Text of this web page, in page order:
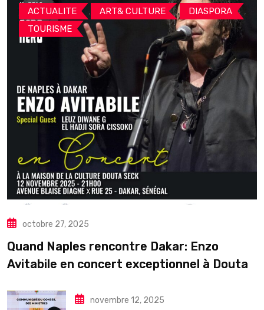
ACTUALITE , ART& CULTURE , DIASPORA ,
TOURISME
octobre 27, 2025
Quand Naples rencontre Dakar: Enzo
Avitabile en concert exceptionnel à Douta
novembre 12, 2025